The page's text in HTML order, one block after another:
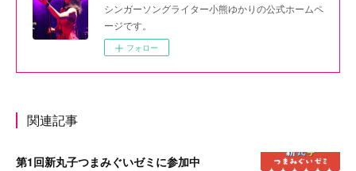
シンガーソングライター小熊ゆかりの公式ホームペ
ージです。
フォロー
関連記事
第1回新丸子つまみぐいゼミに参加中